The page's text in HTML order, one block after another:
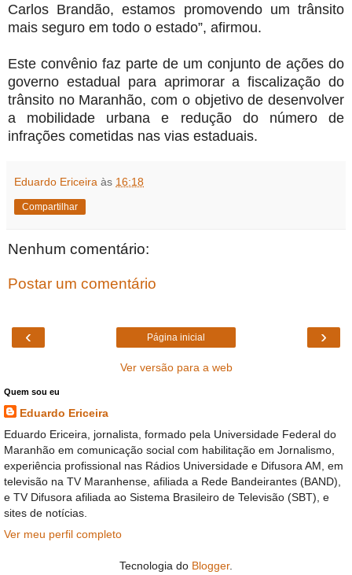
Carlos Brandão, estamos promovendo um trânsito
mais seguro em todo o estado”, afirmou.
Este convênio faz parte de um conjunto de ações do
governo estadual para aprimorar a fiscalização do
trânsito no Maranhão, com o objetivo de desenvolver
a mobilidade urbana e redução do número de
infrações cometidas nas vias estaduais.
Eduardo Ericeira às 16:18
Compartilhar
Nenhum comentário:
Postar um comentário
‹ ›
Página inicial
Ver versão para a web
Quem sou eu
Eduardo Ericeira
Eduardo Ericeira, jornalista, formado pela Universidade Federal do
Maranhão em comunicação social com habilitação em Jornalismo,
experiência profissional nas Rádios Universidade e Difusora AM, em
televisão na TV Maranhense, afiliada a Rede Bandeirantes (BAND),
e TV Difusora afiliada ao Sistema Brasileiro de Televisão (SBT), e
sites de notícias.
Ver meu perfil completo
Tecnologia do Blogger.